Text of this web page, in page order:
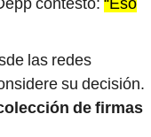
las redes
su decisión.
de firmas